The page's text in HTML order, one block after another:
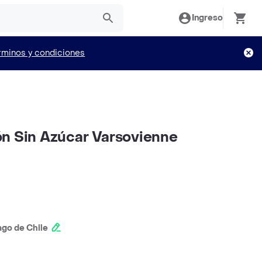
Ingreso
y condiciones
Sin Azúcar Varsovienne
de Chile